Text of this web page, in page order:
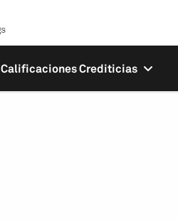
Calificaciones Crediticias